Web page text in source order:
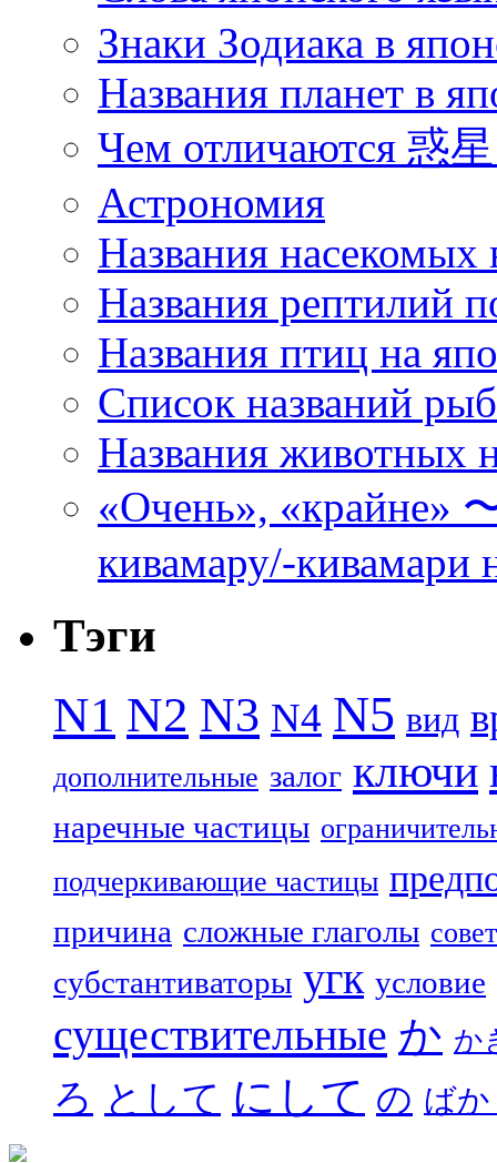
Знаки Зодиака в
Названия планет в
Чем отличаются 惑
Астрономия
Названия насекомых
Названия рептилий
Названия птиц на
Список названий
Названия животных
«Очень», «крайне»
кивамару/-кивамари
Тэги
N1 N2 N3 N4 N5 вид
дополнительные залог ключи
наречные частицы
подчеркивающие частицы
причина сложные глаголы совет
субстантиваторы угк условие
существительные か か
ろ として にして の ば